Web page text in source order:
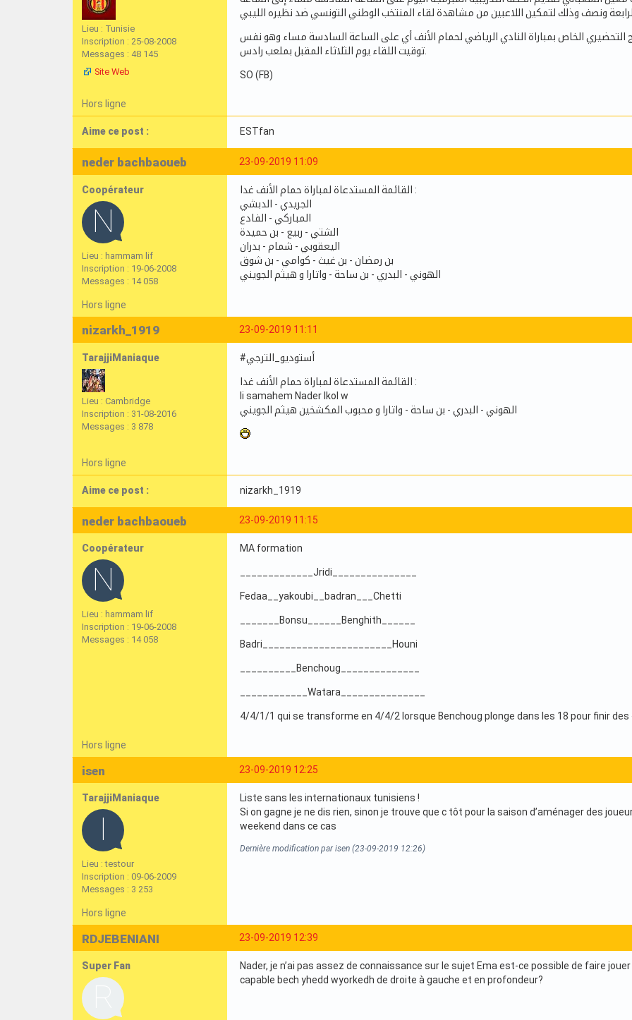
Lieu : Tunisie
Inscription : 25-08-2008
Messages : 48 145
Site Web
التحضيري الخاص بمباراة النادي الرياضي لحمام الأنف أي على الساعة السادسة مساء وهو نفس
توقيت اللقاء يوم الثلاثاء المقبل بملعب رادس.
SO (FB)
Hors ligne
Aime ce post : ESTfan
23-09-2019 11:09
neder bachbaoueb
Coopérateur
Lieu : hammam lif
Inscription : 19-06-2008
Messages : 14 058
القائمة المستدعاة لمباراة حمام الأنف غدا :
الجريدي - الدبشي
المباركي - الفادع
الشتي - ربيع - بن حميدة
اليعقوبي - شمام - بدران
بن رمضان - بن غيث - كوامي - بن شوق
الهوني - البدري - بن ساحة - واتارا و هيثم الجويني
Hors ligne
23-09-2019 11:11
nizarkh_1919
TarajjiManiaque
Lieu : Cambridge
Inscription : 31-08-2016
Messages : 3 878
#أستوديو_الترجي
القائمة المستدعاة لمباراة حمام الأنف غدا :
li samahem Nader lkol w
الهوني - البدري - بن ساحة - واتارا و محبوب المكشخين هيثم الجويني
Hors ligne
Aime ce post : nizarkh_1919
23-09-2019 11:15
neder bachbaoueb
Coopérateur
Lieu : hammam lif
Inscription : 19-06-2008
Messages : 14 058
MA formation
_____________Jridi_______________
Fedaa__yakoubi__badran___Chetti
_______Bonsu______Benghith______
Badri_______________________Houni
__________Benchoug______________
____________Watara_______________
4/4/1/1 qui se transforme en 4/4/2 lorsque Benchoug plonge dans les 18 pour finir des
Hors ligne
23-09-2019 12:25
isen
TarajjiManiaque
Lieu : testour
Inscription : 09-06-2009
Messages : 3 253
Liste sans les internationaux tunisiens !
Si on gagne je ne dis rien, sinon je trouve que c tôt pour la saison d’aménager des
weekend dans ce cas
Dernière modification par isen (23-09-2019 12:26)
Hors ligne
23-09-2019 12:39
RDJEBENIANI
Super Fan
Nader, je n’ai pas assez de connaissance sur le sujet Ema est-ce possible de faire
capable bech yhedd wyorkedh de droite à gauche et en profondeur?